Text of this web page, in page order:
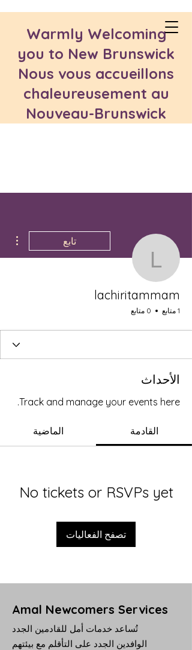
Warmly Welcoming
you to New Brunswick
Nous vous accueillons
chaleureusement au
Nouveau-Brunswick
lachiritammam
تابع
lachiritammam
1 متابع 0 متابع
الأحداث
Track and manage your events here.
القادمة الماضية
No tickets or RSVPs yet
تصفح الفعاليات
Amal Newcomers Services
تُساعد خدمات أمل للقادمين الجدد
الوافدين الجدد على التأقلم مع بيئتهم